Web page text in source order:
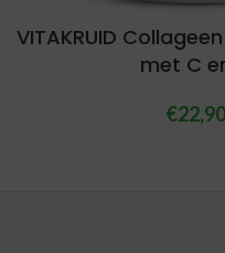
VITAKRUID
met C
€22,90